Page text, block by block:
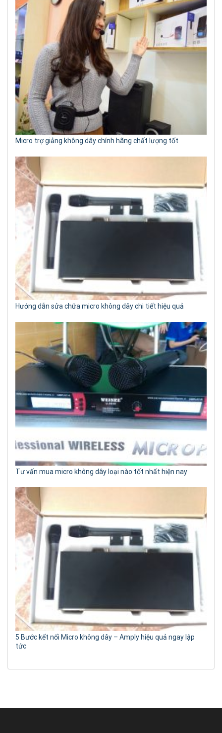
Micro trợ giảng không dây chính hãng chất lượng tốt
Hướng dẫn sửa chữa micro không dây chi tiết hiệu quả
Tư vấn mua micro không dây loại nào tốt nhất hiện nay
5 Bước kết nối Micro không dây – Amply hiệu quả ngay lập
tức